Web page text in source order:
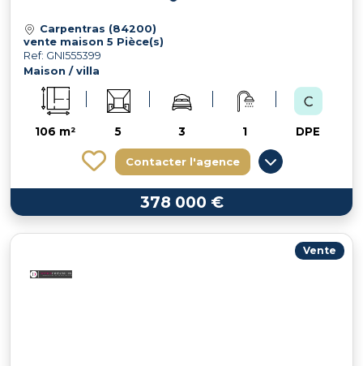
Carpentras (84200)
vente maison 5 Pièce(s)
Ref: GNI555399
Maison / villa
106 m² 5 3 1 DPE
Contacter l'agence
378 000 €
Vente